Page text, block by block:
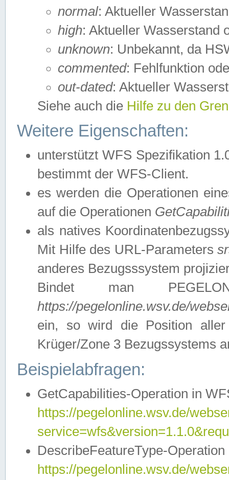
normal: Aktueller
high: Aktueller Wasserstand
unknown: Unbekannt, da
commented: Fehlfunktion
out-dated: Aktueller
Siehe auch die Hilfe zu den
Weitere Eigenschaften:
unterstützt WFS Spezifikation
bestimmt der WFS-Client.
es werden die Operationen
auf die Operationen
als natives
Mit Hilfe des URL-Parameters
anderes Bezugsssystem
Bindet man
https://pegelonline.wsv.de/
ein, so wird die Position
Krüger/Zone 3 Bezugssystems
Beispielabfragen:
GetCapabilities-Operation in
https://pegelonline.wsv.de/
DescribeFeatureType-
https://pegelonline.wsv.de/